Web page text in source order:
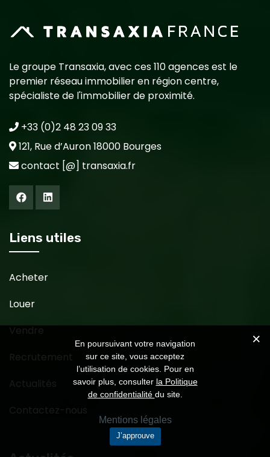
Le groupe Transaxia, avec ces 110 agences est le
premier réseau immobilier en région centre,
spécialiste de l'immobilier de proximité.
+33 (0)2 48 23 09 33
121, Rue d’Auron 18000 Bourges
contact [@] transaxia.fr
Liens utiles
Acheter
Louer
Vendre
Recrutement
Actualités
Contactez-nous
En poursuivant votre navigation
sur ce site, vous acceptez
l’utilisation de cookies. Pour en
savoir plus, consulter la Politique
de confidentialité du site.
Mentions légales
J’approuve